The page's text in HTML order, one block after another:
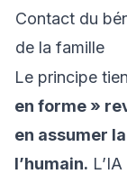
Contact du
de la famille
Le principe
en forme »
en assumer
l’humain.